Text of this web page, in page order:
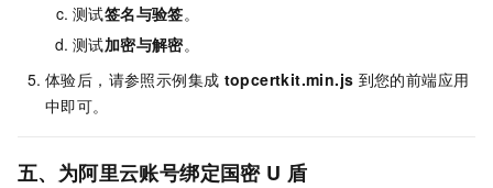
测试签名与验签。
测试加密与解密。
体验后，请参照示例集成 topcertkit.min.js 到您的前端应用
中即可。
五、 为阿里云账号绑定国密 U 盾